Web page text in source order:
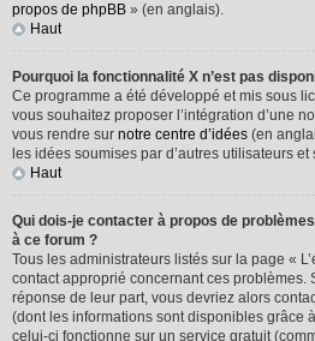
propos de phpBB » (en anglais).
Haut
Pourquoi la fonctionnalité X n’est pas
Ce programme a été développé et mis sous
vous souhaitez proposer l’intégration d’une
vous rendre sur notre centre d’idées (en
les idées soumises par d’autres utilisateurs
Haut
Qui dois-je contacter à propos de
à ce forum ?
Tous les administrateurs listés sur la page «
contact approprié concernant ces problèmes.
réponse de leur part, vous devriez alors
(dont les informations sont disponibles grâce à
celui-ci fonctionne sur un service gratuit